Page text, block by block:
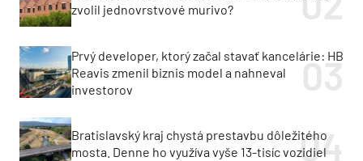
zvolil jednovrstvové murivo?
Prvý developer, ktorý začal stavať kancelárie: HB
Reavis zmenil biznis model a nahneval
investorov
Bratislavský kraj chystá prestavbu dôležitého
mosta. Denne ho využíva vyše 13-tisíc vozidiel